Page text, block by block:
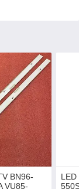
BN96-
VU85-
LED